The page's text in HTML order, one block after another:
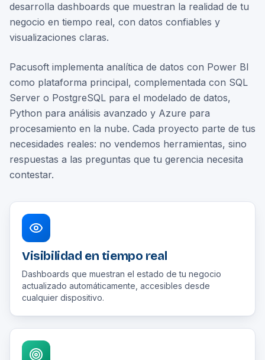
desarrolla dashboards que muestran la realidad de tu
negocio en tiempo real, con datos confiables y
visualizaciones claras.
Pacusoft implementa analítica de datos con Power BI
como plataforma principal, complementada con SQL
Server o PostgreSQL para el modelado de datos,
Python para análisis avanzado y Azure para
procesamiento en la nube. Cada proyecto parte de tus
necesidades reales: no vendemos herramientas, sino
respuestas a las preguntas que tu gerencia necesita
contestar.
Visibilidad en tiempo real
Dashboards que muestran el estado de tu negocio
actualizado automáticamente, accesibles desde
cualquier dispositivo.